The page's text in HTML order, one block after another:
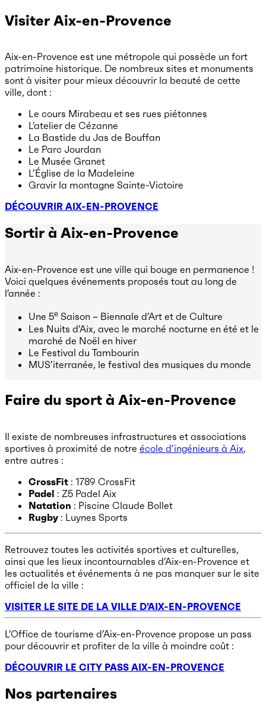
Visiter Aix-en-Provence
Aix-en-Provence est une métropole qui possède un fort
patrimoine historique. De nombreux sites et monuments
sont à visiter pour mieux découvrir la beauté de cette
ville, dont :
Le cours Mirabeau et ses rues piétonnes
L’atelier de Cézanne
La Bastide du Jas de Bouffan
Le Parc Jourdan
Le Musée Granet
L’Église de la Madeleine
Gravir la montagne Sainte-Victoire
DÉCOUVRIR AIX-EN-PROVENCE
Sortir à Aix-en-Provence
Aix-en-Provence est une ville qui bouge en permanence !
Voici quelques événements proposés tout au long de
l’année :
Une 5e Saison – Biennale d’Art et de Culture
Les Nuits d’Aix, avec le marché nocturne en été et le
marché de Noël en hiver
Le Festival du Tambourin
MUS’iterranée, le festival des musiques du monde
Faire du sport à Aix-en-Provence
Il existe de nombreuses infrastructures et associations
sportives à proximité de notre école d’ingénieurs à Aix,
entre autres :
CrossFit : 1789 CrossFit
Padel : Z5 Padel Aix
Natation : Piscine Claude Bollet
Rugby : Luynes Sports
Retrouvez toutes les activités sportives et culturelles,
ainsi que les lieux incontournables d’Aix-en-Provence et
les actualités et événements à ne pas manquer sur le site
officiel de la ville :
VISITER LE SITE DE LA VILLE D’AIX-EN-PROVENCE
L’Office de tourisme d’Aix-en-Provence propose un pass
pour découvrir et profiter de la ville à moindre coût :
DÉCOUVRIR LE CITY PASS AIX-EN-PROVENCE
Nos partenaires